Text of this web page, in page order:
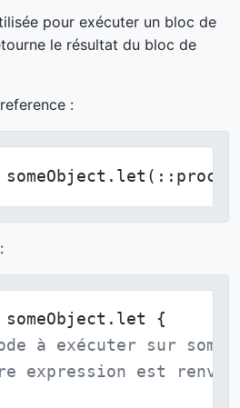
pour exécuter un bloc de
le résultat du bloc de
:
à exécuter sur
expression est